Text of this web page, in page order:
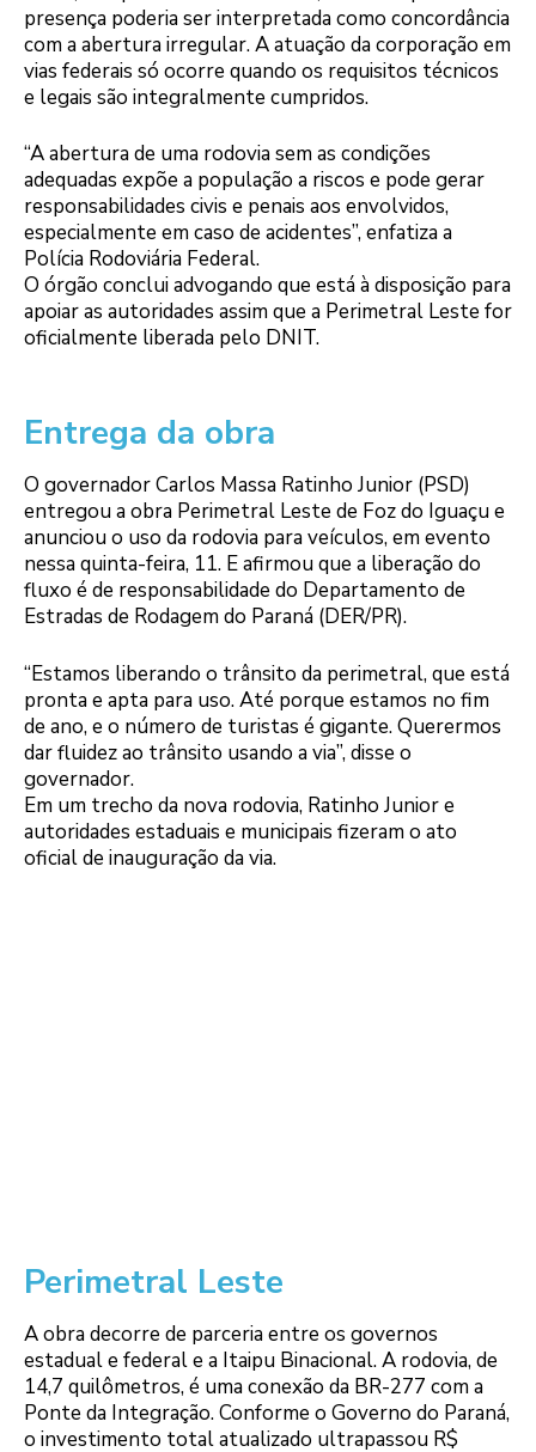
presença poderia ser interpretada como concordância
com a abertura irregular. A atuação da corporação em
vias federais só ocorre quando os requisitos técnicos
e legais são integralmente cumpridos.
“A abertura de uma rodovia sem as condições
adequadas expõe a população a riscos e pode gerar
responsabilidades civis e penais aos envolvidos,
especialmente em caso de acidentes”, enfatiza a
Polícia Rodoviária Federal.
O órgão conclui advogando que está à disposição para
apoiar as autoridades assim que a Perimetral Leste for
oficialmente liberada pelo DNIT.
Entrega da obra
O governador Carlos Massa Ratinho Junior (PSD)
entregou a obra Perimetral Leste de Foz do Iguaçu e
anunciou o uso da rodovia para veículos, em evento
nessa quinta-feira, 11. E afirmou que a liberação do
fluxo é de responsabilidade do Departamento de
Estradas de Rodagem do Paraná (DER/PR).
“Estamos liberando o trânsito da perimetral, que está
pronta e apta para uso. Até porque estamos no fim
de ano, e o número de turistas é gigante. Querermos
dar fluidez ao trânsito usando a via”, disse o
governador.
Em um trecho da nova rodovia, Ratinho Junior e
autoridades estaduais e municipais fizeram o ato
oficial de inauguração da via.
Perimetral Leste
A obra decorre de parceria entre os governos
estadual e federal e a Itaipu Binacional. A rodovia, de
14,7 quilômetros, é uma conexão da BR-277 com a
Ponte da Integração. Conforme o Governo do Paraná,
o investimento total atualizado ultrapassou R$